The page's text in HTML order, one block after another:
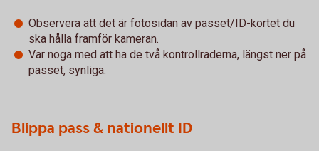
Observera att det är fotosidan av passet/ID-kortet du
ska hålla framför kameran.
Var noga med att ha de två kontrollraderna, längst ner på
passet, synliga.
Blippa pass & nationellt ID